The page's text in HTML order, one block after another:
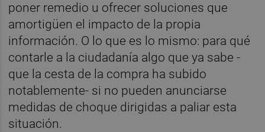
poner remedio u ofrecer soluciones que
amortigüen el impacto de la propia
información. O lo que es lo mismo: para qué
contarle a la ciudadanía algo que ya sabe -
que la cesta de la compra ha subido
notablemente- si no pueden anunciarse
medidas de choque dirigidas a paliar esta
situación.